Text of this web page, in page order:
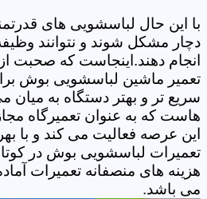
با این حال لباسشویی های
دچار مشکل شوند و نتوانند
انجام دهند.اینجاست که صحبت
تعمیر ماشین لباسشویی بوش
سریع تر و بهتر دستگاه به میان
هاست که به عنوان تعمیرگاه
این عرصه فعالیت می کند و با
تعمیرات لباسشویی بوش در
هزینه های منصفانه تعمیرات
می باشد.